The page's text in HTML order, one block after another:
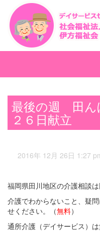
最後の週 田ん
２６日献立
2016年 12月 26日 1:27
福岡県田川地区の介護相談
介護でわからないこと、疑
せください。（無料）
通所介護（デイサービス）